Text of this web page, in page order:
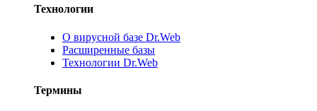
Технологии
О вирусной базе Dr.Web
Расширенные базы
Технологии Dr.Web
Термины